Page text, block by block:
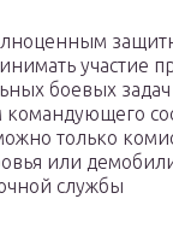
участие
боевых
только
или
службы